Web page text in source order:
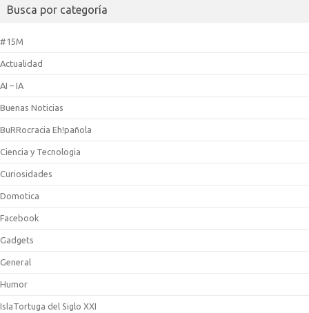
Busca por categoría
#15M
Actualidad
AI – IA
Buenas Noticias
BuRRocracia Eh!pañola
Ciencia y Tecnologia
Curiosidades
Domotica
Facebook
Gadgets
General
Humor
IslaTortuga del Siglo XXI